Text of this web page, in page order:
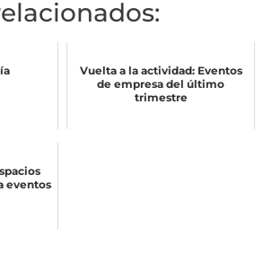
Vuelta a la actividad: Eventos
de empresa del último
trimestre
eventos